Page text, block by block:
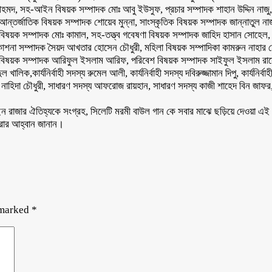
সহ-আইন বিষয়ক সম্পাদক মোঃ আবু ইউসুফ, প্রচার সম্পাদক শাহান উদ্দিন নাজু,
বিষয়ক সম্পাদক শোয়েব মুন্না, সাংস্কৃতিক বিষয়ক সম্পাদক জান্নাতুল
সম্পাদক মোঃ কামাল, সহ-তত্ত্ব গবেষণা বিষয়ক সম্পাদক জাহিদ হাসান
সম্পাদক সৈয়দ আখতার হোসেন চৌধুরী, মহিলা বিষয়ক সম্পাদিকা কামরুন নাহার
সম্পাদক আরিফুল ইসলাম আরিফ, পরিবেশ বিষয়ক সম্পাদক সাইফুল ইসলাম রাসেল,
সদস্য রুমেল আলী, কার্যনির্বাহী সদস্য দবিরুজ্জামান দিপু,
চৌধুরী, সাধারণ সদস্য আফরোজ রায়হান, সাধারণ সদস্য কাজী শাহেদ বিন
ঐতিহ্যকে সংগ্রহ, সিলেটি মরমী বাউল গান কে সবার মাঝে ছড়িয়ে দেওয়া এই
আহ্বান জানান।
*